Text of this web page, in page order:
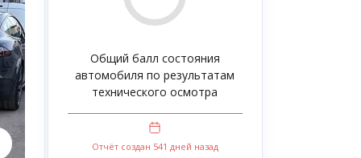
Общий балл состояния
автомобиля по результатам
технического осмотра
Отчёт создан 541 дней назад